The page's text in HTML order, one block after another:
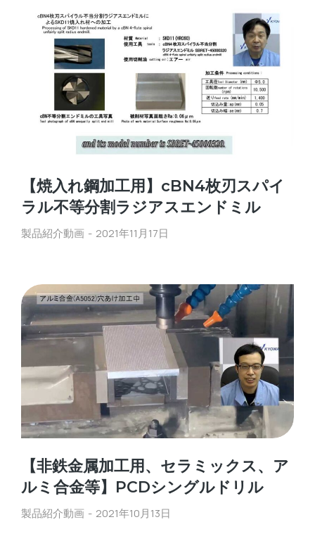
【焼入れ鋼加工用】cBN4枚刃スパイ
ラル不等分割ラジアスエンドミル
製品紹介動画 2021年11月17日
【非鉄金属加工用、セラミックス、ア
ルミ合金等】PCDシングルドリル
製品紹介動画 2021年10月13日